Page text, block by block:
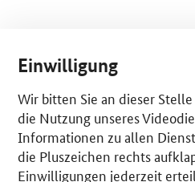
Einwilligung
Wir bitten Sie an dieser
die Nutzung unseres
Informationen zu allen
die Pluszeichen rechts
Einwilligungen jederzeit